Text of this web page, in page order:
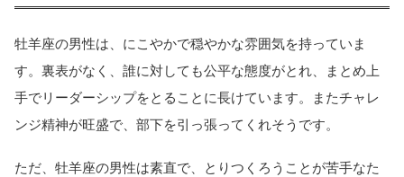
牡羊座の男性は、にこやかで穏やかな雰囲気を持っていま
す。裏表がなく、誰に対しても公平な態度がとれ、まとめ上
手でリーダーシップをとることに長けています。またチャレ
ンジ精神が旺盛で、部下を引っ張ってくれそうです。
ただ、牡羊座の男性は素直で、とりつくろうことが苦手なた